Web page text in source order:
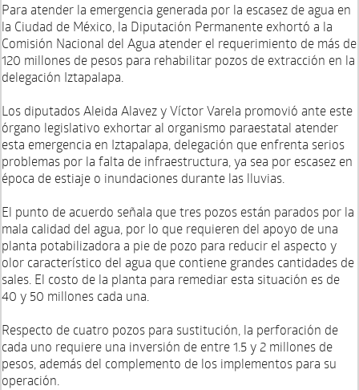
Para atender la emergencia generada por la escasez de agua en
la Ciudad de México, la Diputación Permanente exhortó a la
Comisión Nacional del Agua atender el requerimiento de más de
120 millones de pesos para rehabilitar pozos de extracción en la
delegación Iztapalapa.
Los diputados Aleida Alavez y Víctor Varela promovió ante este
órgano legislativo exhortar al organismo paraestatal atender
esta emergencia en Iztapalapa, delegación que enfrenta serios
problemas por la falta de infraestructura, ya sea por escasez en
época de estiaje o inundaciones durante las lluvias.
El punto de acuerdo señala que tres pozos están parados por la
mala calidad del agua, por lo que requieren del apoyo de una
planta potabilizadora a pie de pozo para reducir el aspecto y
olor característico del agua que contiene grandes cantidades de
sales. El costo de la planta para remediar esta situación es de
40 y 50 millones cada una.
Respecto de cuatro pozos para sustitución, la perforación de
cada uno requiere una inversión de entre 1.5 y 2 millones de
pesos, además del complemento de los implementos para su
operación.